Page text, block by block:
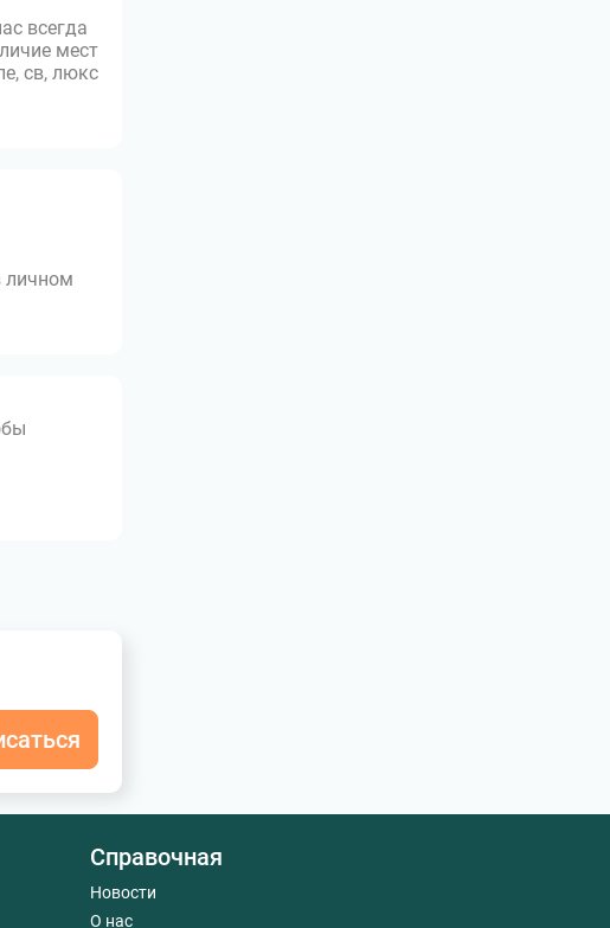
всегда
мест
св, люкс
личном
Справочная
Новости
О нас